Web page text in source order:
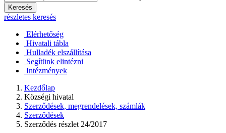
Keresés
részletes keresés
Elérhetőség
Hivatali tábla
Hulladék elszállítása
Segítünk elintézni
Intézmények
Kezdőlap
Községi hivatal
Szerződések, megrendelések, számlák
Szerződések
Szerződés részlet 24/2017